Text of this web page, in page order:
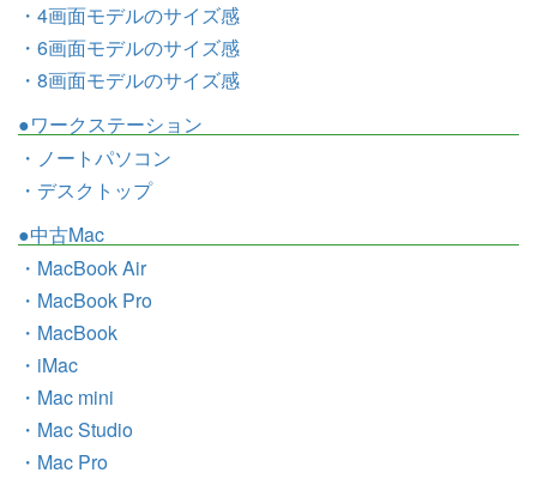
・4画面モデルのサイズ感
・6画面モデルのサイズ感
・8画面モデルのサイズ感
●ワークステーション
・ノートパソコン
・デスクトップ
●中古Mac
・MacBook Air
・MacBook Pro
・MacBook
・iMac
・Mac mini
・Mac Studio
・Mac Pro